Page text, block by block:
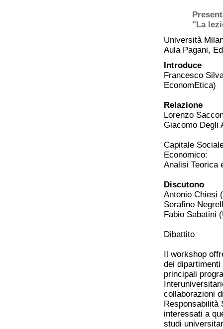
"La
Università
Aula Pagani,
Introduce
Francesco
EconomEtica)
Relazione
Lorenzo
Giacomo Degli
Capitale
Economico:
Analisi Teorica
Discutono
Antonio Chiesi
Serafino
Fabio Sabatini
Dibattito
Il workshop
dei
principali
collaborazioni
Responsabilità
interessati a
studi